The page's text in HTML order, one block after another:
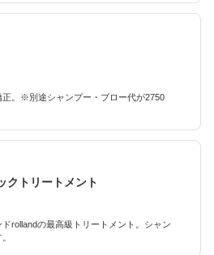
正。※別途シャンプー・ブロー代が2750
クトリートメント
rollandの最高級トリートメント。シャン